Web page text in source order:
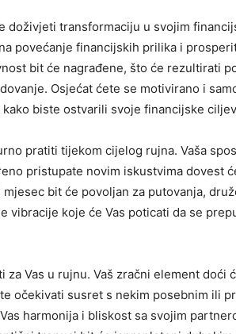
doživjeti transformaciju u svojim
povećanje financijskih prilika i
bit će nagrađene, što će rezultirati
Osjećat ćete se motivirano i
biste ostvarili svoje financijske
pratiti tijekom cijelog rujna. Vaša
pristupate novim iskustvima dovest
bit će povoljan za putovanja,
vibracije koje će Vas poticati da se
Vas u rujnu. Vaš zračni element doći
očekivati susret s nekim posebnim ili
harmonija i bliskost sa svojim